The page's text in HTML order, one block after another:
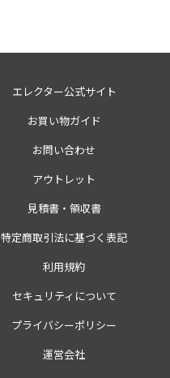
エレクター公式サイト
お買い物ガイド
お問い合わせ
アウトレット
見積書・領収書
特定商取引法に基づく表記
利用規約
セキュリティについて
プライバシーポリシー
運営会社